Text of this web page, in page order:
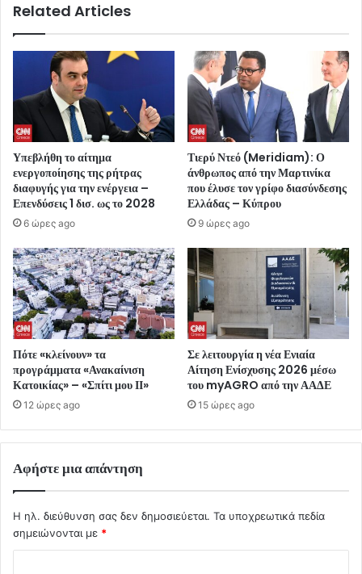
Related Articles
Υπεβλήθη το αίτημα
ενεργοποίησης της ρήτρας
διαφυγής για την ενέργεια –
Επενδύσεις 1 δισ. ως το 2028
6 ώρες ago
Τιερύ Ντεό (Meridiam): Ο
άνθρωπος από την Μαρτινίκα
που έλυσε τον γρίφο διασύνδεσης
Ελλάδας – Κύπρου
9 ώρες ago
Πότε «κλείνουν» τα
προγράμματα «Ανακαίνιση
Κατοικίας» – «Σπίτι μου ΙΙ»
12 ώρες ago
Σε λειτουργία η νέα Ενιαία
Αίτηση Ενίσχυσης 2026 μέσω
του myAGRO από την ΑΑΔΕ
15 ώρες ago
Αφήστε μια απάντηση
Η ηλ. διεύθυνση σας δεν δημοσιεύεται. Τα υποχρεωτικά πεδία
σημειώνονται με *